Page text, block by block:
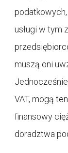
usługi w tym
muszą oni
VAT, mogą
finansowy
doradztwa